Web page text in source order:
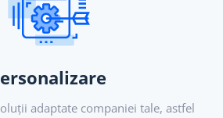
adaptate companiei tale, astfel